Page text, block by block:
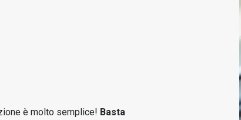
è molto semplice! Basta